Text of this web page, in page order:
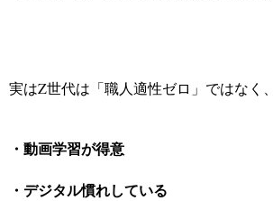
実はZ世代は「職人適性ゼロ」ではなく、
・動画学習が得意
・デジタル慣れしている